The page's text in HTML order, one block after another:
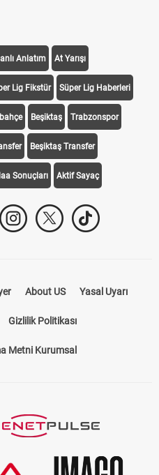
Anlatım At Yarışı
Lig Fikstür Süper Lig Haberleri
Beşiktaş Trabzonspor
Beşiktaş Transfer
Sonuçları Aktif Sayaç
About US
Gizlilik Politikası